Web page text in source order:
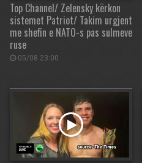
Top Channel/ Zelensky kërkon
sistemet Patriot/ Takim urgjent
me shefin e NATO-s pas sulmeve
ruse
05/08 23:00